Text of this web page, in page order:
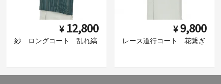
¥ 12,800
紗 ロングコート 乱れ縞
¥ 9,800
レース道行コート 花繋ぎ